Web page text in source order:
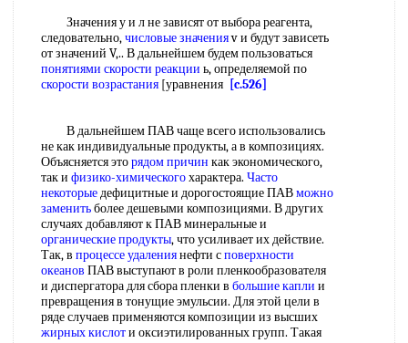
Значения у и л не зависят от выбора реагента,
следовательно,числовые значенияv и будут зависеть
от значений V,.. В дальнейшем будем пользоваться
понятиями скорости реакции ь, определяемой по
скорости возрастания [уравнения [c.526]
В дальнейшем ПАВ чаще всего использовались
не как индивидуальные продукты, а в композициях.
Объясняется эторядом причин как экономического,
так и физико-химическогохарактера. Часто
некоторыедефицитные и дорогостоящие ПАВможно
заменитьболее дешевыми композициями. В других
случаях добавляют к ПАВ минеральные и
органические продукты, что усиливает их действие.
Так, в процессе удалениянефти споверхности
океанов ПАВ выступают в роли пленкообразователя
и диспергатора для сбора пленки в большие капли и
превращения в тонущие эмульсии. Для этой цели в
ряде случаев применяются композиции из высших
жирных кислоти оксиэтилированных групп. Такая